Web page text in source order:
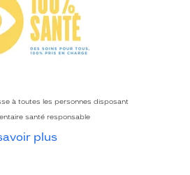
à toutes les personnes disposant
santé responsable
plus